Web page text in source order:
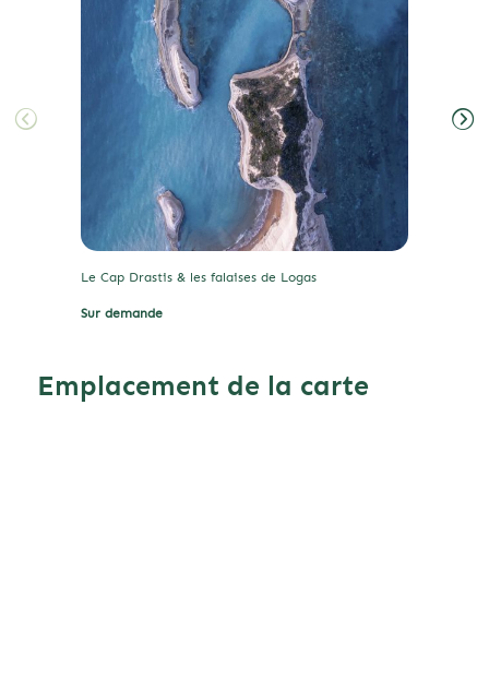
Le Cap Drastis & les falaises de Logas
Sur demande
Emplacement de la carte